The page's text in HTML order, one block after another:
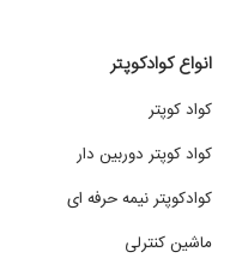
انواع کوادکوپتر
کواد کوپتر
کواد کوپتر دوربین دار
کوادکوپتر نیمه حرفه ای
ماشین کنترلی